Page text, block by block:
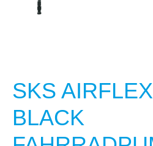
SKS
BLACK